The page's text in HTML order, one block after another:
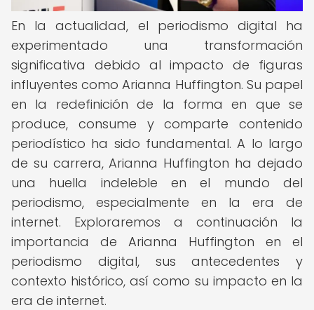
En la actualidad, el periodismo digital ha
experimentado una transformación
significativa debido al impacto de figuras
influyentes como Arianna Huffington. Su papel
en la redefinición de la forma en que se
produce, consume y comparte contenido
periodístico ha sido fundamental. A lo largo
de su carrera, Arianna Huffington ha dejado
una huella indeleble en el mundo del
periodismo, especialmente en la era de
internet. Exploraremos a continuación la
importancia de Arianna Huffington en el
periodismo digital, sus antecedentes y
contexto histórico, así como su impacto en la
era de internet.